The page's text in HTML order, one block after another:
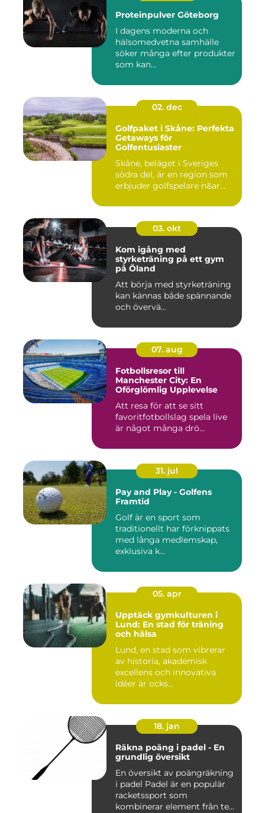
Proteinpulver Göteborg
I dagens moderna och
hälsomedvetna samhälle
söker många efter produkter
som kan...
02. dec
Golfpaket i Skåne: Perfekta
Getaways för
Golfentusiaster
Skåne, beläget i Sveriges
södra del, är en region som
erbjuder golfspelare n&ar...
03. okt
Kom igång med
styrketräning på ett gym
på Öland
Att börja med styrketräning
kan kännas både spännande
och övervä...
07. aug
Fotbollsresor till
Manchester City: En
Oförglömlig Upplevelse
Att resa för att se sitt
favoritfotbollslag spela live
är något många drö...
31. jul
Pay and Play - Golfens
Framtid
Golf är en sport som
traditionellt har förknippats
med långa medlemskap,
exklusiva k...
05. apr
Upptäck gymkulturen i
Lund: En stad för träning
och hälsa
Lund, en stad som vibrerar
av historia, akademisk
excellens och innovativa
idéer är ocks...
18. jan
Räkna poäng i padel - En
grundlig översikt
En översikt av poängräkning
i padel Padel är en populär
racketssport som
kombinerar element från te...